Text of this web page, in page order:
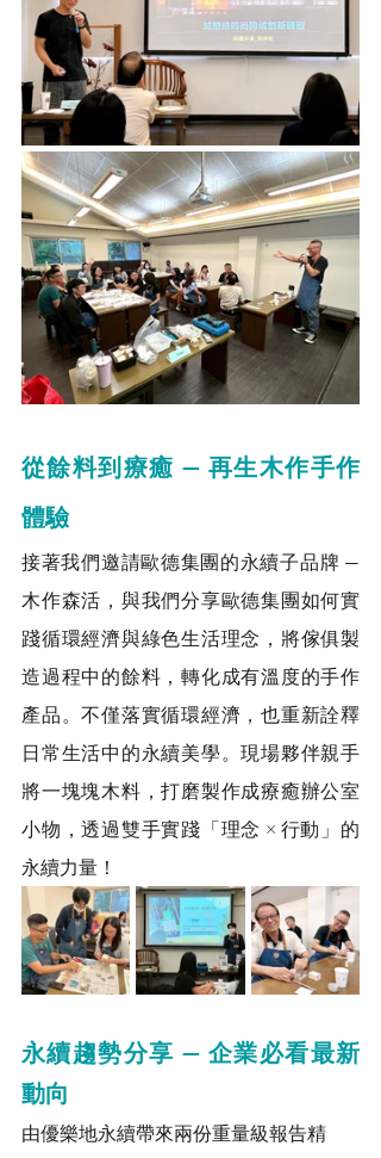
從餘料到療癒 — 再生木作手作
體驗
接著我們邀請歐德集團的永續子品牌 —
木作森活，與我們分享歐德集團如何實
踐循環經濟與綠色生活理念，將傢俱製
造過程中的餘料，轉化成有溫度的手作
產品。不僅落實循環經濟，也重新詮釋
日常生活中的永續美學。現場夥伴親手
將一塊塊木料，打磨製作成療癒辦公室
小物，透過雙手實踐「理念 × 行動」的
永續力量！
永續趨勢分享 — 企業必看最新
動向
由優樂地永續帶來兩份重量級報告精